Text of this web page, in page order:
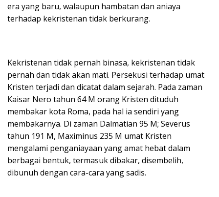
era yang baru, walaupun hambatan dan aniaya
terhadap kekristenan tidak berkurang.
Kekristenan tidak pernah binasa, kekristenan tidak
pernah dan tidak akan mati. Persekusi terhadap umat
Kristen terjadi dan dicatat dalam sejarah. Pada zaman
Kaisar Nero tahun 64 M orang Kristen dituduh
membakar kota Roma, pada hal ia sendiri yang
membakarnya. Di zaman Dalmatian 95 M; Severus
tahun 191 M, Maximinus 235 M umat Kristen
mengalami penganiayaan yang amat hebat dalam
berbagai bentuk, termasuk dibakar, disembelih,
dibunuh dengan cara-cara yang sadis.